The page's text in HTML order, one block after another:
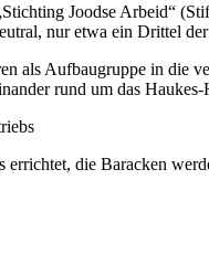
Joodse Arbeid“
nur etwa ein Drittel
als Aufbaugruppe in die
rund um das Haukes-
die Baracken